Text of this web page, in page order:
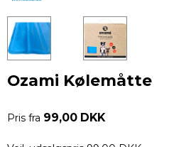
Ozami Kølemåtte
Pris fra 99,00 DKK